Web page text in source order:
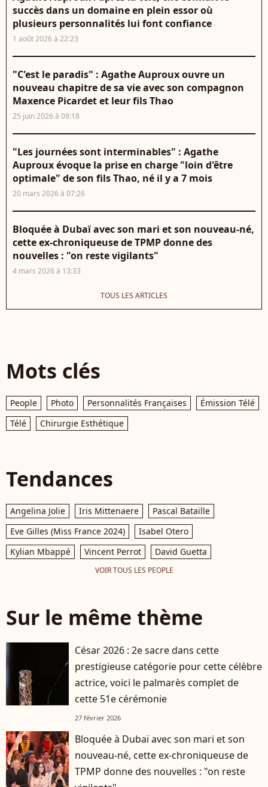
succès dans un domaine en plein essor où
plusieurs personnalités lui font confiance
1 août 2026 à 22:23
"C'est le paradis" : Agathe Auproux ouvre un
nouveau chapitre de sa vie avec son compagnon
Maxence Picardet et leur fils Thao
25 juin 2026 à 09:18
"Les journées sont interminables" : Agathe
Auproux évoque la prise en charge "loin d'être
optimale" de son fils Thao, né il y a 7 mois
20 mars 2026 à 07:26
Bloquée à Dubaï avec son mari et son nouveau-né,
cette ex-chroniqueuse de TPMP donne des
nouvelles : "on reste vigilants"
4 mars 2026 à 13:33
TOUS LES ARTICLES
Mots clés
People Photo Personnalités Françaises
Émission Télé
Télé
Chirurgie Esthétique
Tendances
Angelina Jolie Iris Mittenaere
Pascal Bataille
Eve Gilles (Miss France 2024)
Isabel Otero
Kylian Mbappé
Vincent Perrot David Guetta
VOIR TOUS LES PEOPLE
Sur le même thème
César 2026 : 2e sacre dans cette
prestigieuse catégorie pour cette célèbre
actrice, voici le palmarès complet de
cette 51e cérémonie
27 février 2026
Bloquée à Dubaï avec son mari et son
nouveau-né, cette ex-chroniqueuse de
TPMP donne des nouvelles : "on reste